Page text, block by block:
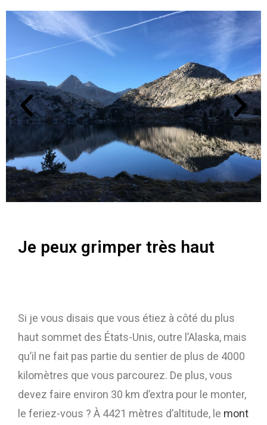
Je peux grimper très haut
Si je vous disais que vous étiez à côté du plus
haut sommet des États-Unis, outre l’Alaska, mais
qu’il ne fait pas partie du sentier de plus de 4000
kilomètres que vous parcourez. De plus, vous
devez faire environ 30 km d’extra pour le monter,
le feriez-vous ? À 4421 mètres d’altitude, le mont